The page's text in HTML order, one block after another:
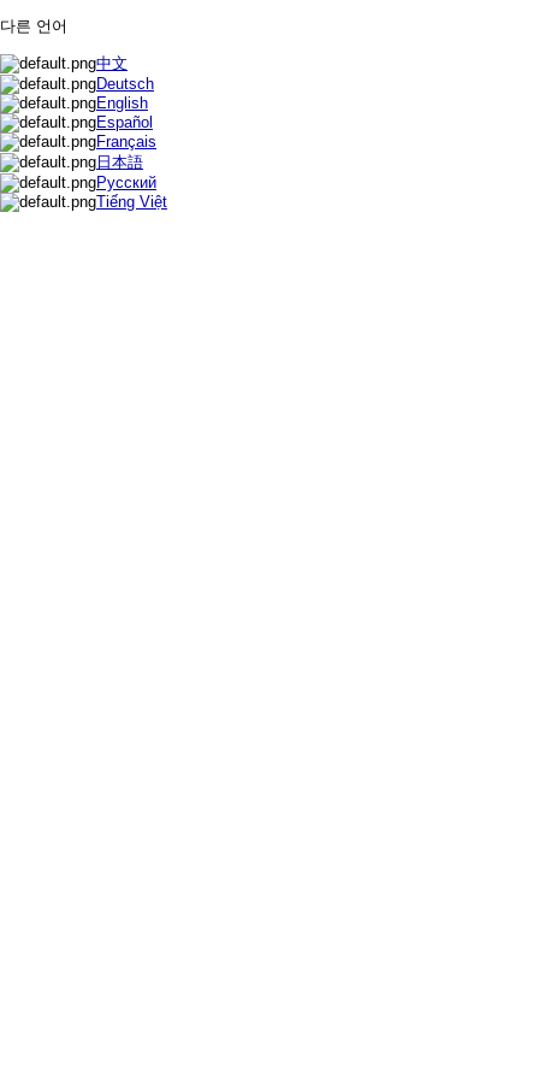
다른 언어
中文
Deutsch
English
Español
Français
日本語
Русский
Tiếng Việt